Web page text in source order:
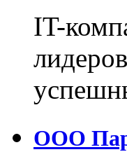
IT-
ООО